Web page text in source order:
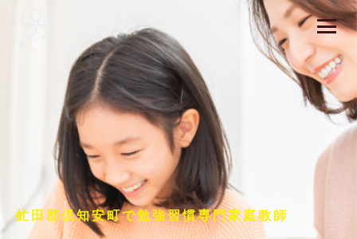
虻田郡倶知安町で勉強習慣専門家庭教師